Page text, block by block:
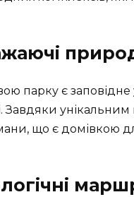
парку є заповідне
Завдяки унікальним
що є домівкою